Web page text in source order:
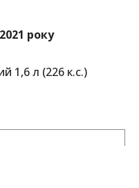
року
1,6 л (226 к.с.)